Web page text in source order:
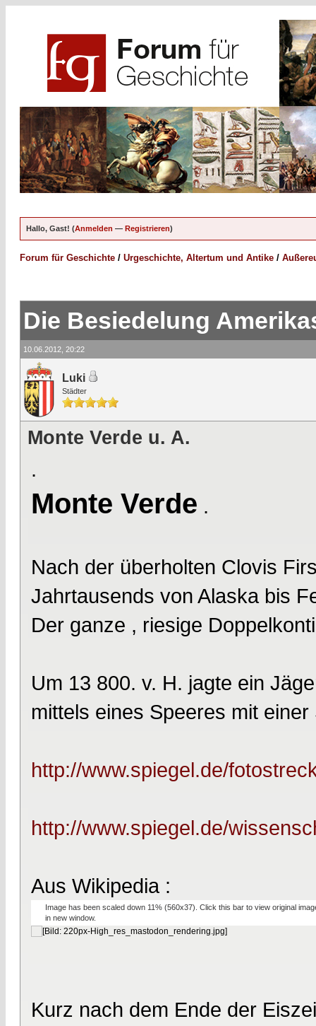
Hallo, Gast! (Anmelden — Registrieren)
Forum für Geschichte / Urgeschichte, Altertum und Antike /
Die Besiedelung
10.06.2012, 20:22
Luki
Städter
Monte Verde u. A.
.
Monte Verde .
Nach der überholten Clovis
Jahrtausends von Alaska bis
Der ganze , riesige
Um 13 800. v. H. jagte ein
mittels eines Speeres mit
http://www.spiegel.de/
http://www.spiegel.de/
Aus Wikipedia :
Image has been scaled down 11% (560x37). Click this bar to view original
in new window.
Kurz nach dem Ende der